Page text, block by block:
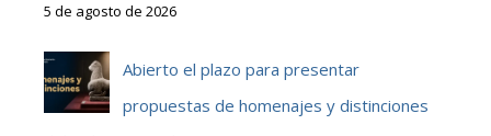
5 de agosto de 2026
Abierto el plazo para presentar
propuestas de homenajes y distinciones